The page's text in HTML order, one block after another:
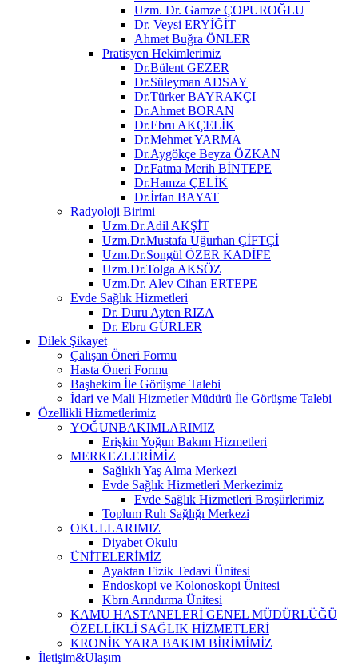
Uzm. Dr. Gamze ÇOPUROĞLU
Dr. Veysi ERYİĞİT
Ahmet Buğra ÖNLER
Pratisyen Hekimlerimiz
Dr.Bülent GEZER
Dr.Süleyman ADSAY
Dr.Türker BAYRAKÇI
Dr.Ahmet BORAN
Dr.Ebru AKÇELİK
Dr.Mehmet YARMA
Dr.Aygökçe Beyza ÖZKAN
Dr.Fatma Merih BİNTEPE
Dr.Hamza ÇELİK
Dr.İrfan BAYAT
Radyoloji Birimi
Uzm.Dr.Adil AKŞİT
Uzm.Dr.Mustafa Uğurhan ÇİFTÇİ
Uzm.Dr.Songül ÖZER KADİFE
Uzm.Dr.Tolga AKSÖZ
Uzm.Dr. Alev Cihan ERTEPE
Evde Sağlık Hizmetleri
Dr. Duru Ayten RIZA
Dr. Ebru GÜRLER
Dilek Şikayet
Çalışan Öneri Formu
Hasta Öneri Formu
Başhekim İle Görüşme Talebi
İdari ve Mali Hizmetler Müdürü İle Görüşme Talebi
Özellikli Hizmetlerimiz
YOĞUNBAKIMLARIMIZ
Erişkin Yoğun Bakım Hizmetleri
MERKEZLERİMİZ
Sağlıklı Yaş Alma Merkezi
Evde Sağlık Hizmetleri Merkezimiz
Evde Sağlık Hizmetleri Broşürlerimiz
Toplum Ruh Sağlığı Merkezi
OKULLARIMIZ
Diyabet Okulu
ÜNİTELERİMİZ
Ayaktan Fizik Tedavi Ünitesi
Endoskopi ve Kolonoskopi Ünitesi
Kbrn Arındırma Ünitesi
KAMU HASTANELERİ GENEL MÜDÜRLÜĞÜ
ÖZELLİKLİ SAĞLIK HİZMETLERİ
KRONİK YARA BAKIM BİRİMİMİZ
İletişim&Ulaşım